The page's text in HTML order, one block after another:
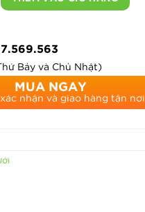
Bảy và Chủ Nhật)
MUA NGAY
nhận và giao hàng tận nơi